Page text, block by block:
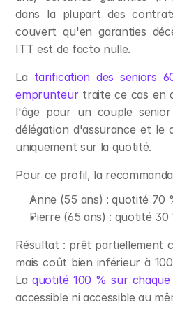
dans la plupart des
couvert qu'en garanties
ITT est de facto nulle.
La tarification des seniors
emprunteur traite ce cas en
l'âge pour un couple
délégation d'assurance et le
uniquement sur la quotité.
Pour ce profil, la
Anne (55 ans) : quotité 70
Pierre (65 ans) : quotité 30
Résultat : prêt partiellement
mais coût bien inférieur à
La quotité 100 % sur
accessible ni accessible au